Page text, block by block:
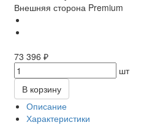
Внешняя сторона Premium
73 396 ₽
шт
В корзину
Описание
Характеристики